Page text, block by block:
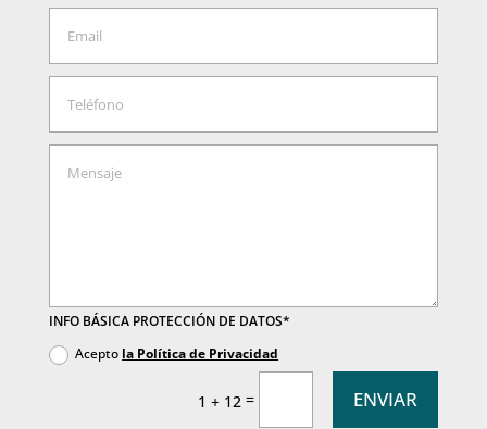
INFO BÁSICA PROTECCIÓN DE DATOS*
Acepto la Política de Privacidad
1 + 12 = ENVIAR